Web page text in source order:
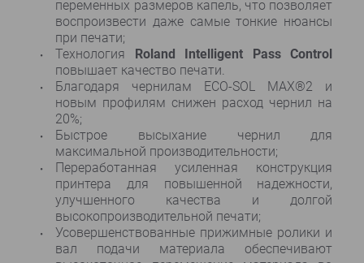
переменных размеров капель, что позволяет
воспроизвести даже самые тонкие нюансы
при печати;
Технология Roland Intelligent Pass Control
повышает качество печати.
Благодаря чернилам ECO-SOL MAX®2 и
новым профилям снижен расход чернил на
20%;
Быстрое высыхание чернил для
максимальной производительности;
Переработанная усиленная конструкция
принтера для повышенной надежности,
улучшенного качества и долгой
высокопроизводительной печати;
Усовершенствованные прижимные ролики и
вал подачи материала обеспечивают